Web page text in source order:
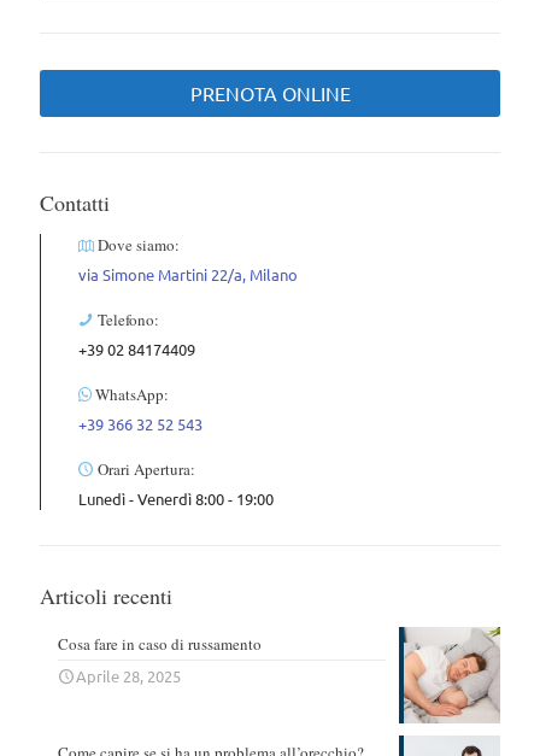
PRENOTA ONLINE
Contatti
Dove siamo:
via Simone Martini 22/a, Milano
Telefono:
+39 02 84174409
WhatsApp:
+39 366 32 52 543
Orari Apertura:
Lunedì - Venerdì 8:00 - 19:00
Articoli recenti
Cosa fare in caso di russamento
Aprile 28, 2025